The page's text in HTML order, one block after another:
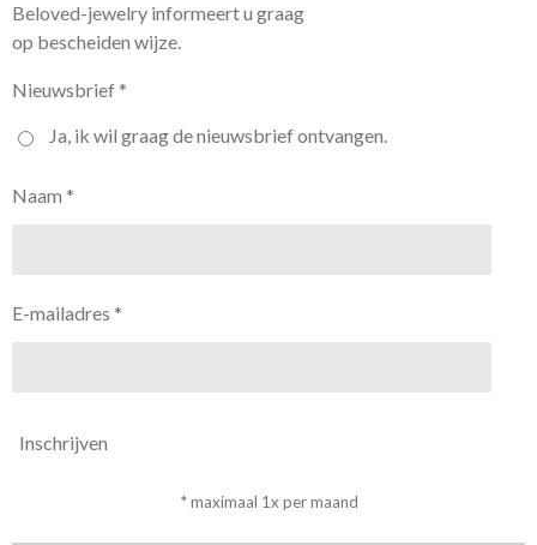
Beloved-jewelry informeert u graag
op bescheiden wijze.
Nieuwsbrief *
Ja, ik wil graag de nieuwsbrief ontvangen.
Naam *
E-mailadres *
Inschrijven
* maximaal 1x per maand